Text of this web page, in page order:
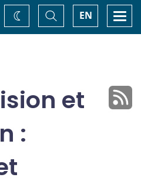
EN
Basculer
la
recherche
Changez
de
et
: